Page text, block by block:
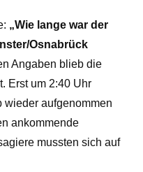
„Wie lange war der
Osnabrück
Angaben blieb die
Erst um 2:40 Uhr
wieder aufgenommen
ankommende
mussten sich auf